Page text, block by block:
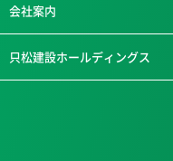
会社案内
只松建設ホールディングス